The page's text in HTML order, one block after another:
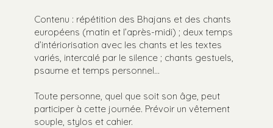
Contenu : répétition des Bhajans et des chants
européens (matin et l’après-midi) ; deux temps
d’intériorisation avec les chants et les textes
variés, intercalé par le silence ; chants gestuels,
psaume et temps personnel…
Toute personne, quel que soit son âge, peut
participer à cette journée. Prévoir un vêtement
souple, stylos et cahier.